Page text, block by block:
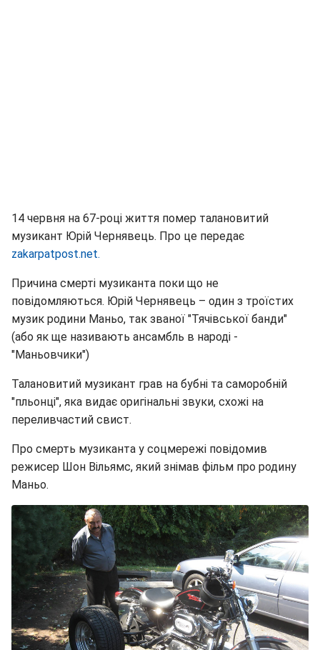
14 червня на 67-році життя помер талановитий
музикант Юрій Чернявець. Про це передає
zakarpatpost.net.
Причина смерті музиканта поки що не
повідомляються. Юрій Чернявець – один з троїстих
музик родини Маньо, так званої "Тячівської банди"
(або як ще називають ансамбль в народі -
"Маньовчики")
Талановитий музикант грав на бубні та саморобній
"пльонці", яка видає оригінальні звуки, схожі на
переливчастий свист.
Про смерть музиканта у соцмережі повідомив
режисер Шон Вільямс, який знімав фільм про родину
Маньо.